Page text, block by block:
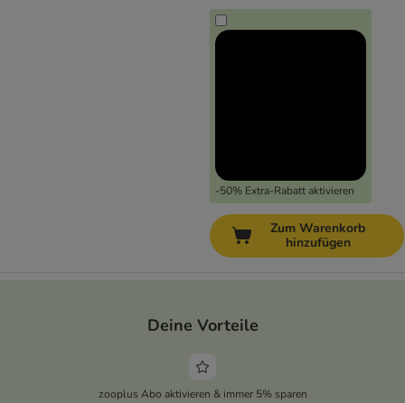
-50% Extra-Rabatt aktivieren
Zum Warenkorb
hinzufügen
Deine Vorteile
zooplus Abo aktivieren & immer 5% sparen